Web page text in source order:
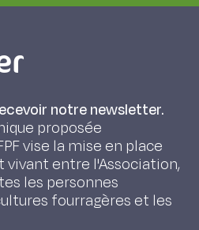
notre newsletter.
proposée
vise la mise en place
vivant entre l'Association,
les personnes
fourragères et les